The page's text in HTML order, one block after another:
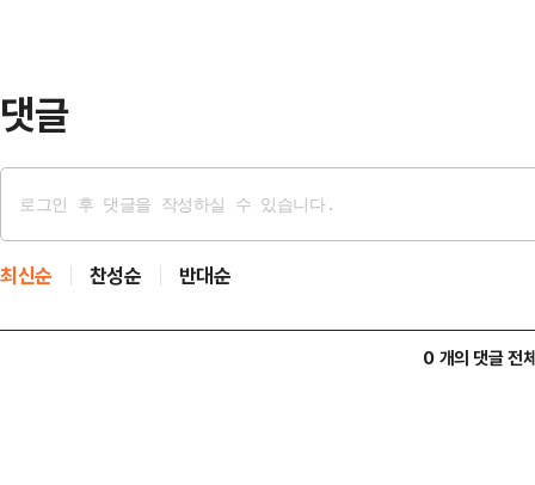
댓글
최신순 찬성순 반대순
0 개의 댓글 전